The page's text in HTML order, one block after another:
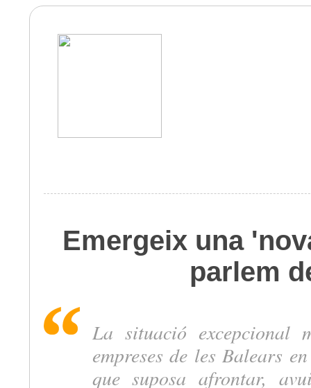
Emergeix una
parlem
La situació excepcional
empreses de les Balears
que suposa afrontar,